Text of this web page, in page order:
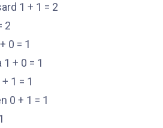
1 + 1 = 2
2
0 = 1
+ 0 = 1
1 = 1
0 + 1 = 1